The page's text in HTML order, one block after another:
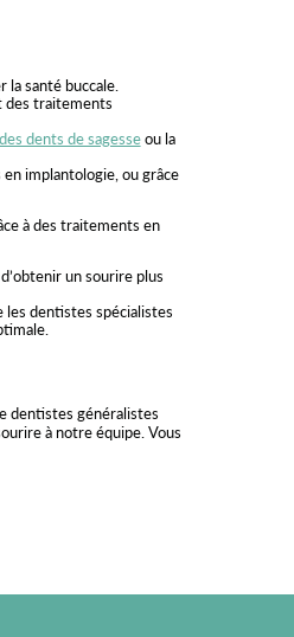
la santé buccale.
des traitements
dents de sagesseou la
implantologie, ou grâce
à des traitements en
un sourire plus
les dentistes spécialistes
dentistes généralistes
à notre équipe. Vous